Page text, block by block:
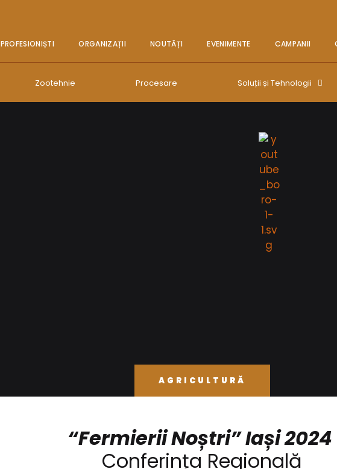
PROFESIONIȘTI ORGANIZAȚII NOUTĂȚI EVENIMENTE CAMPANII
Zootehnie Procesare Soluții și Tehnologii
AGRICULTURĂ
“Fermierii Noștri” Iași 2024
Conferința Regională